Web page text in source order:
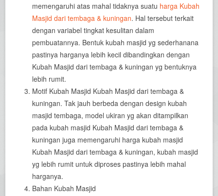
memengaruhi atas mahal tidaknya suatu harga Kubah
Masjid dari tembaga & kuningan. Hal tersebut terkait
dengan variabel tingkat kesulitan dalam
pembuatannya. Bentuk kubah masjid yg sederhanana
pastinya harganya lebih kecil dibandingkan dengan
Kubah Masjid dari tembaga & kuningan yg bentuknya
lebih rumit.
Motif Kubah Masjid Kubah Masjid dari tembaga &
kuningan. Tak jauh berbeda dengan design kubah
masjid tembaga, model ukiran yg akan ditampilkan
pada kubah masjid Kubah Masjid dari tembaga &
kuningan juga memengaruhi harga kubah masjid
Kubah Masjid dari tembaga & kuningan, kubah masjid
yg lebih rumit untuk diproses pastinya lebih mahal
harganya.
Bahan Kubah Masjid